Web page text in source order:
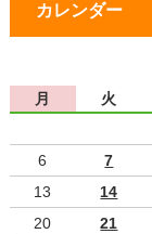
カレンダー
月 火
6
7
13
14
20
21